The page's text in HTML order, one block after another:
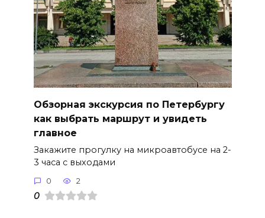
Обзорная экскурсия по Петербургу
как выбрать маршрут и увидеть
главное
Закажите прогулку на микроавтобусе на 2-
3 часа с выходами
0 2
0